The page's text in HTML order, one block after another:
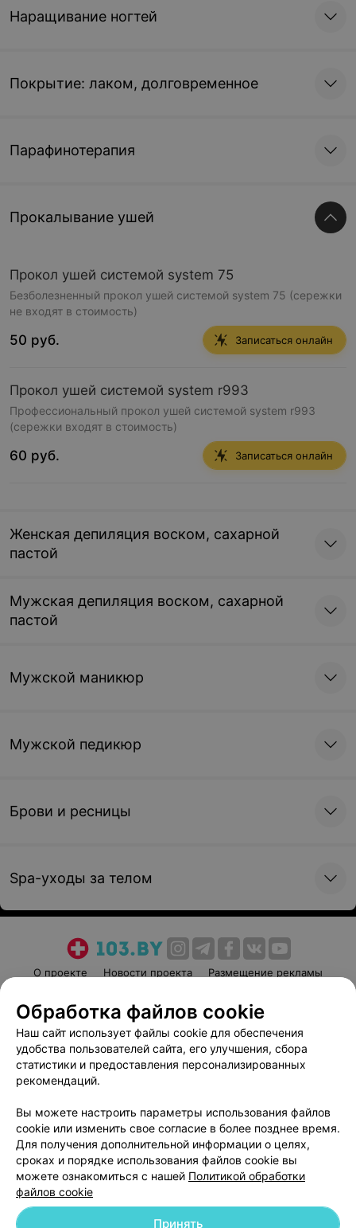
Наращивание ногтей
Покрытие: лаком, долговременное
Парафинотерапия
Прокалывание ушей
Прокол ушей системой system 75
Безболезненный прокол ушей системой system 75 (сережки
не входят в стоимость)
50 руб. Записаться онлайн
Прокол ушей системой system r993
Профессиональный прокол ушей системой system r993
(сережки входят в стоимость)
60 руб. Записаться онлайн
Женская депиляция воском, сахарной
пастой
Мужская депиляция воском, сахарной
пастой
Мужской маникюр
Мужской педикюр
Брови и ресницы
Spa-уходы за телом
О проекте Новости проекта
Размещение рекламы
Пользовательское соглашение
Способы оплаты
Вакансии
Партнеры
Написать руководителю 103.by
Обработка персональных данных
Обработка файлов cookie
Наш сайт использует файлы cookie для обеспечения
удобства пользователей сайта, его улучшения, сбора
статистики и предоставления персонализированных
рекомендаций.
Вы можете настроить параметры использования файлов
cookie или изменить свое согласие в более позднее время.
Для получения дополнительной информации о целях,
сроках и порядке использования файлов cookie вы
можете ознакомиться с нашей Политикой обработки
файлов cookie
Принять